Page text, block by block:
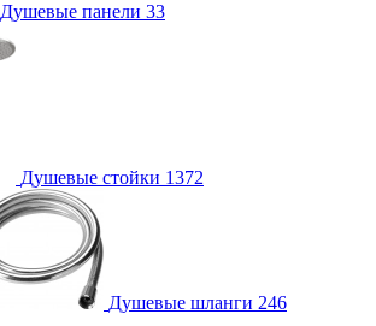
Душевые панели 33
Душевые стойки 1372
Душевые шланги 246